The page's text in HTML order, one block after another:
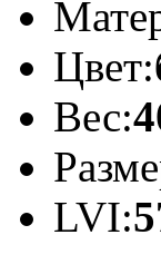
Цвет:
Вес:
LVI: